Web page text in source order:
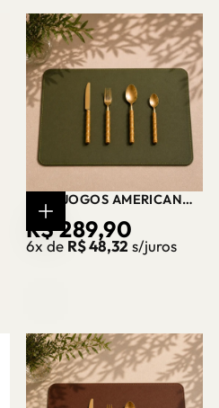
COMPRAR
AGORA
KIT 6 JOGOS AMERICANOS
DUPLA FACE VERDE EM
COURINO CASA
SPLENDIDA
PREÇO
REGULAR
R$ 289,90
6x de R$ 48,32 s/juros